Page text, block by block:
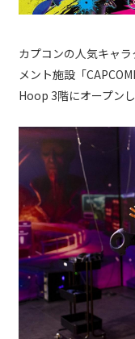
カプコンの人気キャ
メント施設「
Hoop 3階にオープンし